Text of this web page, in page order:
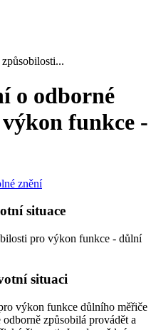
o odborné
funkce -
znění
situace
pro výkon funkce - důlní
situaci
výkon funkce důlního měřiče
způsobilá provádět a